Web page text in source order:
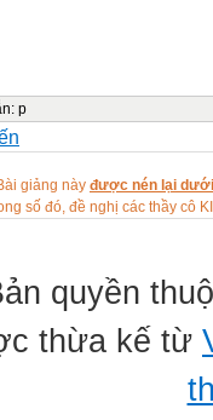
mặt cười:
mặt:
KHUÔN MẶT
: p
giảng này được nén lại
số đó, đề nghị các thầy cô
quyền
thừa kế từ